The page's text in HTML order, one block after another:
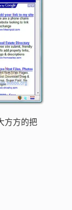
方方的把